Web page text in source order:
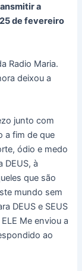
a
de fevereiro
Radio Maria.
deixou a
junto com
a fim de que
ódio e medo
DEUS, à
que são
mundo sem
DEUS e SEUS
Me enviou a
ao